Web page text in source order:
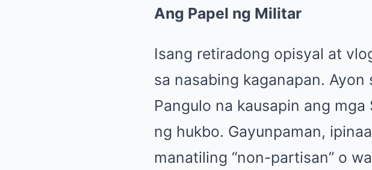
Ang Papel ng Militar
Isang retiradong opisyal at
sa nasabing kaganapan.
Pangulo na kausapin ang
ng hukbo. Gayunpaman,
manatiling “non-partisan” o